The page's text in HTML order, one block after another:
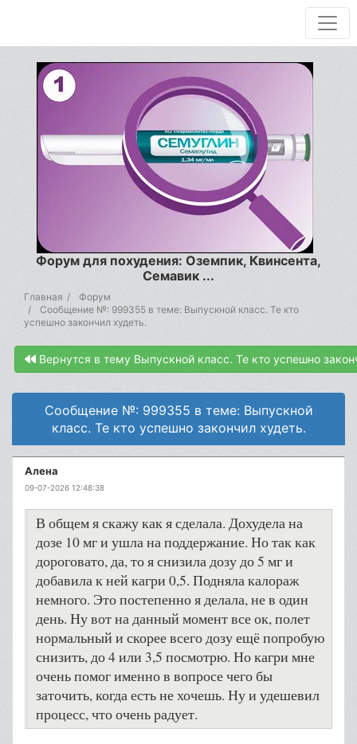
Форум для похудения: Оземпик, Квинсента,
Семавик ...
Главная
Форум
Сообщение №: 999355 в теме: Выпускной класс. Те кто
успешно закончил худеть.
Вернутся в тему Выпускной класс. Те кто успешно
Сообщение №: 999355 в теме: Выпускной
класс. Те кто успешно закончил худеть.
Алена
09-07-2026 12:48:38
В общем я скажу как я сделала. Дохудела на
дозе 10 мг и ушла на поддержание. Но так как
дороговато, да, то я снизила дозу до 5 мг и
добавила к ней кагри 0,5. Подняла калораж
немного. Это постепенно я делала, не в один
день. Ну вот на данный момент все ок, полет
нормальный и скорее всего дозу ещё попробую
снизить, до 4 или 3,5 посмотрю. Но кагри мне
очень помог именно в вопросе чего бы
заточить, когда есть не хочешь. Ну и удешевил
процесс, что очень радует.